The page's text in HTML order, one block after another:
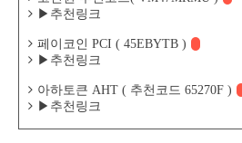
▶추천링크
페이코인 PCI ( 45EBYTB )
▶추천링크
아하토큰 AHT ( 추천코드 65270F )
▶추천링크